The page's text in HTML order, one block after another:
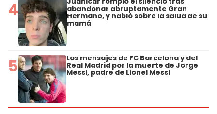
4 abandonar abruptamente Gran
Hermano, y habló sobre la salud de su
mamá
5 Los mensajes de FC Barcelona y del
Real Madrid por la muerte de Jorge
Messi, padre de Lionel Messi